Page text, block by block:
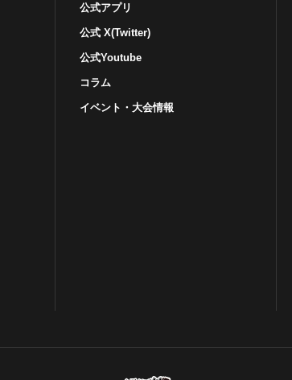
公式アプリ
公式 X(Twitter)
公式Youtube
コラム
イベント・⼤会情報